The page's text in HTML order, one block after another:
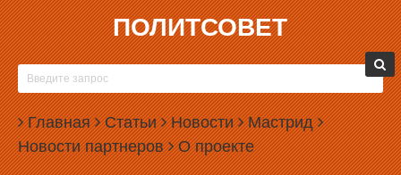
ПОЛИТСОВЕТ
Главная Статьи Новости Мастрид
Новости партнеров О проекте
01.08.2012, 10:36
АЛЕКСЕЙ НАВАЛЬНЫЙ: МНЕ СИМПАТИЧЕН
«НАРОДНЫЙ АЛЬЯНС»
Юрист и общественный деятель Алексей Навальный рассказал,
что ему симпатична партия «Народный альянс», заявка на
регистрацию которой была подана в Минюст. Несмотря на это,